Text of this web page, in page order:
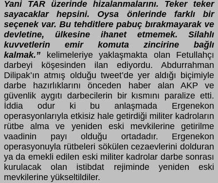
Yani TAR üzerinde hizalanmalarını. Teker teker
sayacaklar hepsini. Oysa önlerinde farklı bir
seçenek var. Bu tehditlere pabuç bırakmayarak ve
devletine, ülkesine ihanet etmemek. Silahlı
kuvvetlerin emir komuta zincirine bağlı
kalmak.”
kelimeleriye yaklaşmakta olan Fetullahçı
darbeyi köşesinden ilan ediyordu. Abdurrahman
Dilipak’ın atmış olduğu tweet’de yer aldığı biçimiyle
darbe hazırlıklarını önceden haber alan AKP ve
güvenlik aygıtı darbecilerin bir kısmını paralize etti.
İddia odur ki bu anlaşmada Ergenekon
operasyonlarıyla etkisiz hale getirdiği militer kadroların
rütbe alma ve yeniden eski mevkilerine getirilme
vaadinin payı olduğu ortadadır. Ergenekon
operasyonuyla rütbeleri sökülen cezaevlerini dolduran
ya da emekli edilen eski militer kadrolar darbe sonrası
kurulacak olan istibdat rejiminde yeniden eski
mevkilerine yükseltildiler.